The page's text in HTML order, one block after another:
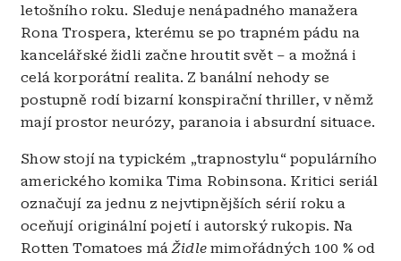
letošního roku. Sleduje nenápadného manažera
Rona Trospera, kterému se po trapném pádu na
kancelářské židli začne hroutit svět – a možná i
celá korporátní realita. Z banální nehody se
postupně rodí bizarní konspirační thriller, v němž
mají prostor neurózy, paranoia i absurdní situace.
Show stojí na typickém „trapnostylu“ populárního
amerického komika Tima Robinsona. Kritici seriál
označují za jednu z nejvtipnějších sérií roku a
oceňují originální pojetí i autorský rukopis. Na
Rotten Tomatoes máŽidlemimořádných 100 % od